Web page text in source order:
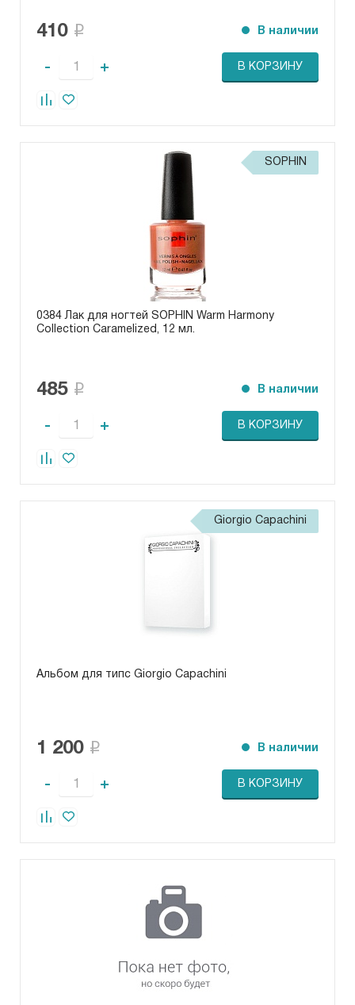
410 В наличии
- + В КОРЗИНУ
SOPHIN
0384 Лак для ногтей SOPHIN Warm Harmony
Collection Caramelized, 12 мл.
485 В наличии
- + В КОРЗИНУ
Giorgio Capachini
Альбом для типс Giorgio Capachini
1 200 В наличии
- + В КОРЗИНУ